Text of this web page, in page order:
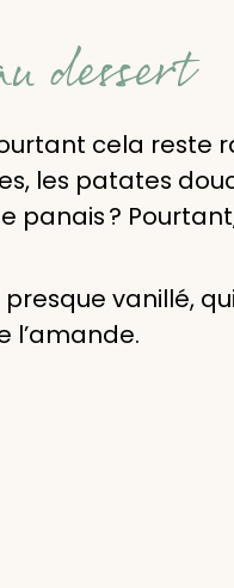
dessert
cela reste
les patates
?
vanillé,
l’amande.